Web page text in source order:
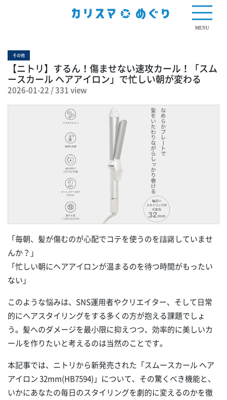
MENU
その他
【ニトリ】するん！傷ませない速攻カール！「スム
ースカール ヘアアイロン」で忙しい朝が変わる
2026-01-22 /331 view
「毎朝、髪が傷むのが心配でコテを使うのを躊躇していませ
んか？」
「忙しい朝にヘアアイロンが温まるのを待つ時間がもったい
ない」
このような悩みは、SNS運用者やクリエイター、そして日常
的にヘアスタイリングをする多くの方が抱える課題でしょ
う。髪へのダメージを最小限に抑えつつ、効率的に美しいカ
ールを作りたいと考えるのは当然のことです。
本記事では、ニトリから新発売された「スムースカール ヘア
アイロン 32mm(HB7594)」について、その驚くべき機能と、
いかにあなたの毎日のスタイリングを劇的に変えるのかを徹